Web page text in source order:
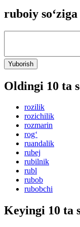
ruboiy
Yuborish
Oldingi 10 ta
rozilik
rozichilik
rozmarin
rog‘
ruandalik
rubej
rubilnik
rubl
rubob
rubobchi
Keyingi 10 ta